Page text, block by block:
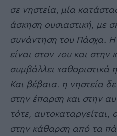
σε νηστεία, μία
άσκηση ουσιαστική, με
συνάντηση του Πάσχα. Η
είναι στον νου και στην
συμβάλλει καθοριστικά
Και βέβαια, η νηστεία
στην έπαρση και στην
τότε, αυτοκαταργείται,
στην κάθαρση από τα